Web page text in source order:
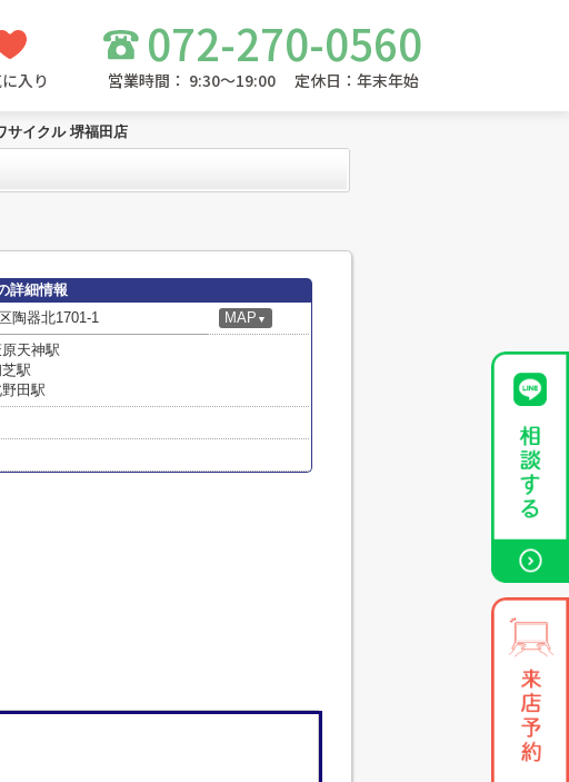
入り
072-270-0560
営業時間： 9:30～19:00 定休日：年末年始
サイクル 堺福田店
詳細情報
陶器北1701-1 MAP ▼
天神駅
駅
田駅